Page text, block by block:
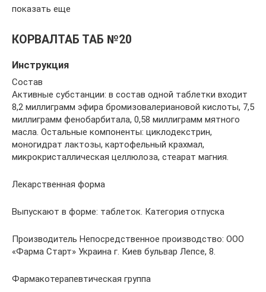
показать еще
КОРВАЛТАБ ТАБ №20
Инструкция
Состав
Активные субстанции: в состав одной таблетки входит
8,2 миллиграмм эфира бромизовалериановой кислоты, 7,5
миллиграмм фенобарбитала, 0,58 миллиграмм мятного
масла. Остальные компоненты: циклодекстрин,
моногидрат лактозы, картофельный крахмал,
микрокристаллическая целлюлоза, стеарат магния.
Лекарственная форма
Выпускают в форме: таблеток. Категория отпуска
Производитель Непосредственное производство: ООО
«Фарма Старт» Украина г. Киев бульвар Лепсе, 8.
Фармакотерапевтическая группа